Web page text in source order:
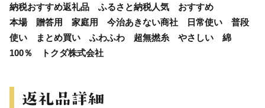
納税おすすめ返礼品 ふるさと納税人気 おすすめ
本場 贈答用 家庭用 今治あきない商社 日常使い 普段
使い まとめ買い ふわふわ 超無撚糸 やさしい 綿
100％ トクダ株式会社